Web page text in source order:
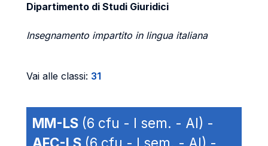
Dipartimento di Studi Giuridici
Insegnamento impartito in lingua italiana
Vai alle classi: 31
MM-LS (6 cfu - I sem. - AI) -
AFC-LS (6 cfu - I sem. - AI) -